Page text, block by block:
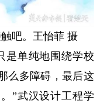
吧。王怡菲 摄
单纯地围绕学校
么多障碍，最后这
”武汉设计工程学